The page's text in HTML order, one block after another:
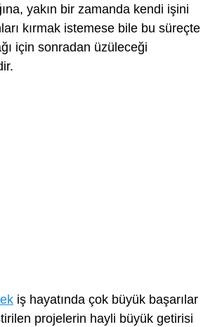
yakın bir zamanda kendi işini
kırmak istemese bile bu süreçte
için sonradan üzüleceği
iş hayatında çok büyük başarılar
projelerin hayli büyük getirisi